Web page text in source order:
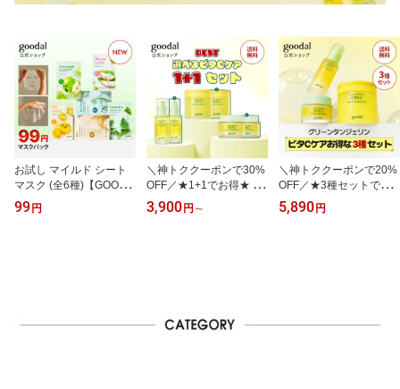
お試し マイルド シート
マスク (全6種)【GOODA
L（グーダル）公式】韓
国コスメ フェイスパック
99 円
＼神トククーポンで30%
OFF／★1+1でお得★ 選
べる ビタC ケア 1+1セッ
ト【GOODAL（グーダ
シワ くすみ 韓国コスメ
3,900 円 ～
＼神トククーポンで20%
OFF／★3種セットでお
得★ ビタC ケア セット
【GOODAL（グーダル）
ワ くすみ 韓国コスメ
5,890 円